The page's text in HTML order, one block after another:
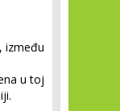
između
u toj